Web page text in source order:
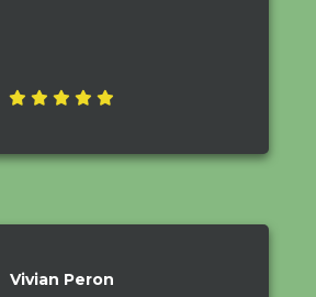
Vivian Peron